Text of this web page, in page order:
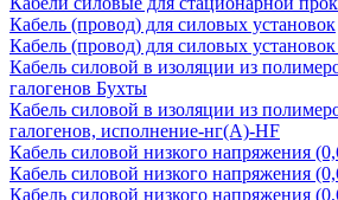
Кабель (провод) для силовых установок
Кабель (провод) для силовых
Кабель силовой в изоляции из
галогенов Бухты
Кабель силовой в изоляции из
галогенов, исполнение-нг(А)-HF
Кабель силовой низкого напряжения
Кабель силовой низкого напряжения
Кабель силовой низкого напряжения